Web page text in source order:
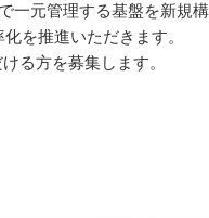
元管理する基盤を新規
を推進いただきます。
る方を募集します。